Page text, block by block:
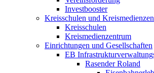
Investbooster
Kreisschulen und
Kreisschulen
Kreismedienzentrum
Einrichtungen und Gesellschaften
EB
Rasender Roland